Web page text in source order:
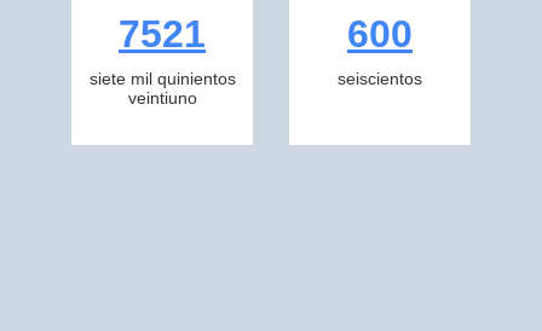
7521
siete mil quinientos
veintiuno
600
seiscientos